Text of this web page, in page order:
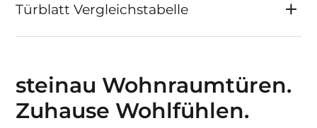
Türblatt Vergleichstabelle
steinau Wohnraumtüren.
Zuhause Wohlfühlen.